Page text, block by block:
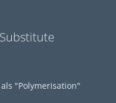
"Polymerisation"